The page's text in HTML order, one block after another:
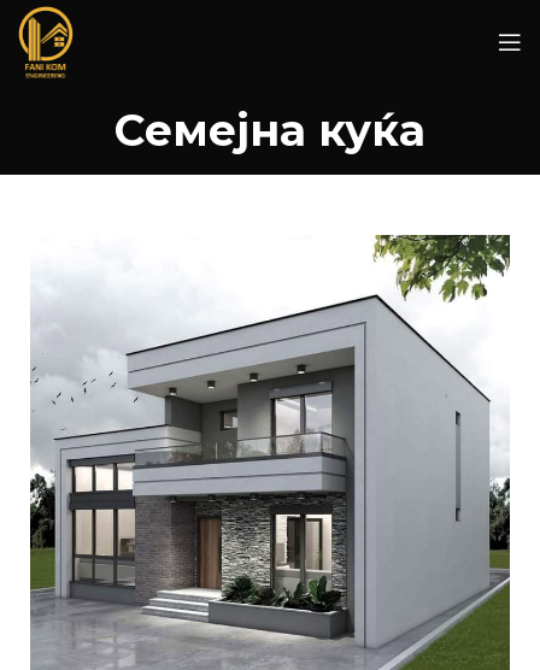
Семејна куќа